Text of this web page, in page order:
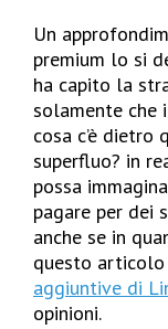
Un
premium lo si
ha capito la
solamente che
cosa c’è dietro
superfluo? in
possa
pagare per dei
anche se in
questo
aggiuntive di
opinioni.